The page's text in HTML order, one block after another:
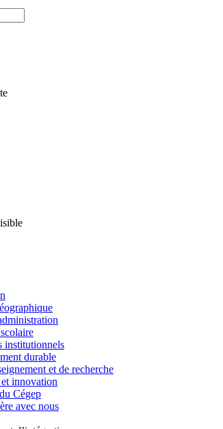
institutionnels
durable
et de recherche
innovation
Cégep
avec nous